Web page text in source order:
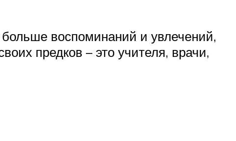
воспоминаний и увлечений,
предков – это учителя, врачи,